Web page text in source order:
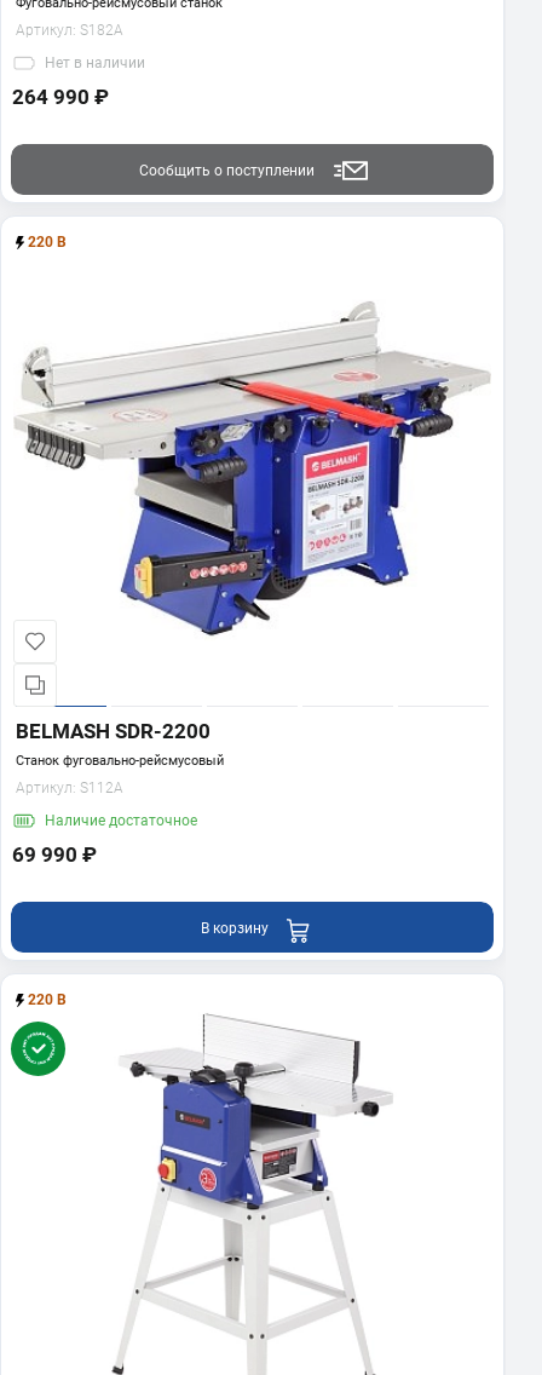
Фуговально-рейсмусовый станок
Артикул: S182A
Нет в наличии
264 990 ₽
Сообщить о поступлении
220 В
BELMASH SDR-2200
Станок фуговально-рейсмусовый
Артикул: S112A
Наличие достаточное
69 990 ₽
В корзину
220 В